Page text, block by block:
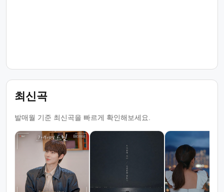
최신곡
발매월 기준 최신곡을 빠르게 확인해보세요.